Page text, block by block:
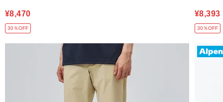
¥8,470
30％OFF
¥8,393
30％OFF